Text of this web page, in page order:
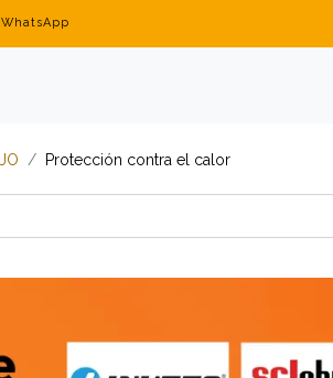
WhatsApp
​​​​​​​​​​​​​​Protección contra el calor